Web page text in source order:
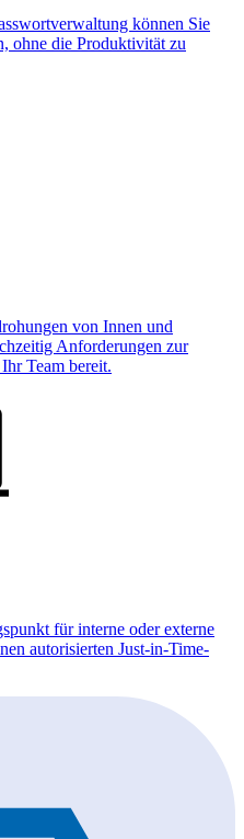
können Sie
ohne die Produktivität zu
von Innen und
Anforderungen zur
Team bereit.
für interne oder externe
autorisierten Just-in-Time-